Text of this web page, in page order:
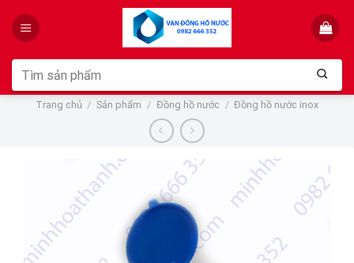
Tìm
kiếm:
Trang chủ / Sản phẩm / Đồng hồ nước / Đồng hồ nước inox